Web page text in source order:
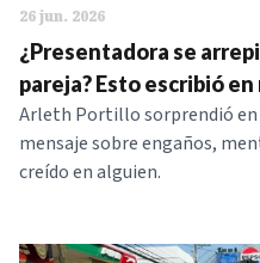
26 jun. 2026
¿Presentadora se
pareja? Esto escribió en
Arleth Portillo sorprendió
mensaje sobre engaños,
creído en alguien.